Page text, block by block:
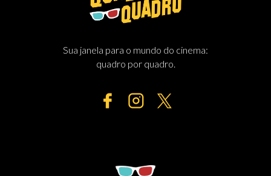
Sua janela para o mundo do cinema:
quadro por quadro.